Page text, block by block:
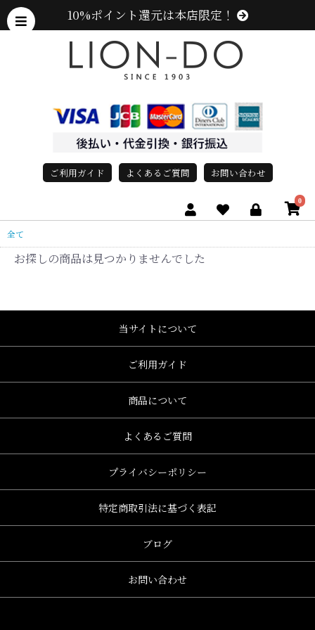
10%ポイント還元は本店限定！
ご利用ガイド よくあるご質問 お問い合わせ
0
全て
お探しの商品は見つかりませんでした
当サイトについて
ご利用ガイド
商品について
よくあるご質問
プライバシーポリシー
特定商取引法に基づく表記
ブログ
お問い合わせ